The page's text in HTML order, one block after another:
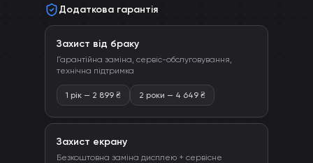
Додаткова гарантія
Захист від браку
Гарантійна заміна, сервіс-обслуговування,
технічна підтримка
1 рік — 2 899 ₴ 2 роки — 4 649 ₴
Захист екрану
Безкоштовна заміна дисплею + сервісне